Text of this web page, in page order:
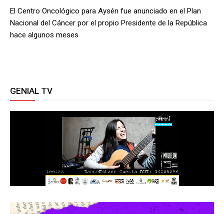
El Centro Oncológico para Aysén fue anunciado en el Plan
Nacional del Cáncer por el propio Presidente de la República
hace algunos meses
GENIAL TV